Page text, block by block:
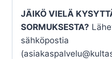
JÄIKÖ VIELÄ
SORMUKSESTA?
sähköpostia